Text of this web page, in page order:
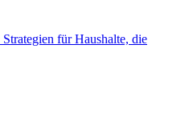
für Haushalte, die